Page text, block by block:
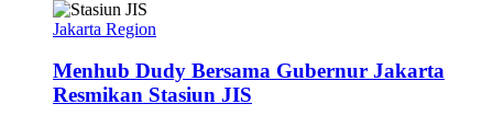
Jakarta Region
Menhub Dudy Bersama Gubernur Jakarta
Resmikan Stasiun JIS